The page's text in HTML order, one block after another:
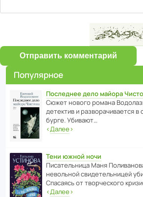
Отправить комментарий
Популярное
Последнее дело майора
Сюжет нового романа
дете­ктив и разво­ра­чи­ва­ется
бурге. Убивают…
‹Далее›
Тени южной ночи
Писа­тель­ница Маня
невольной свиде­тель­ницей
Спасаясь от твор­че­с­кого
‹Далее›